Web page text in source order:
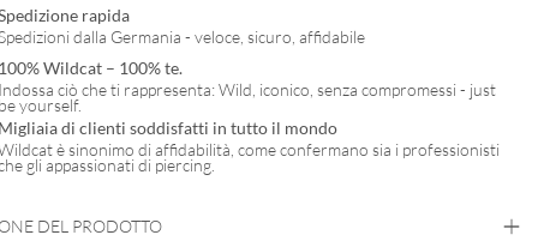
rapida
dalla Germania - veloce, sicuro, affidabile
100% Wildcat – 100% te.
Indossa ciò che ti rappresenta: Wild, iconico, senza compromessi - just
be yourself.
Migliaia di clienti soddisfatti in tutto il mondo
è sinonimo di affidabilità, come confermano sia i professionisti
gli appassionati di piercing.
DEL PRODOTTO